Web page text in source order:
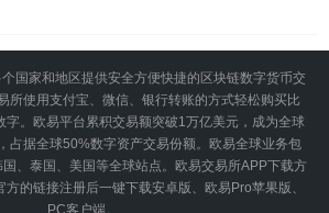
国家和地区提供安全方便快捷的区块链数字货币交
所使用支付宝、微信、银行转账的方式轻松购买比
字。欧易平台累积交易额突破1万亿美元，成为全球
占据全球50%数字资产交易份额。欧易全球业务包
、泰国、美国等全球站点。欧易交易所APP下载方
的链接注册后一键下载安卓版、欧易Pro苹果版、
PC客户端。